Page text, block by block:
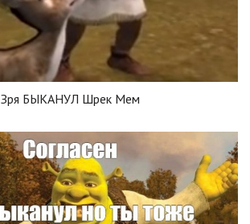
Зря БЫКАНУЛ Шрек Мем